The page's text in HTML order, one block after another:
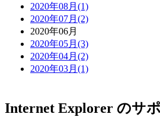
2020年08月(1)
2020年07月(2)
2020年06月
2020年05月(3)
2020年04月(2)
2020年03月(1)
Internet Explorer のサ